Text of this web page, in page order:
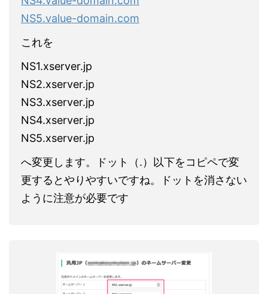
NS5.value-domain.com
これを
NS1.xserver.jp
NS2.xserver.jp
NS3.xserver.jp
NS4.xserver.jp
NS5.xserver.jp
へ変更します。ドット（.）以下をコピペで変
更するとやりやすいですね。ドットを消さない
ように注意が必要です